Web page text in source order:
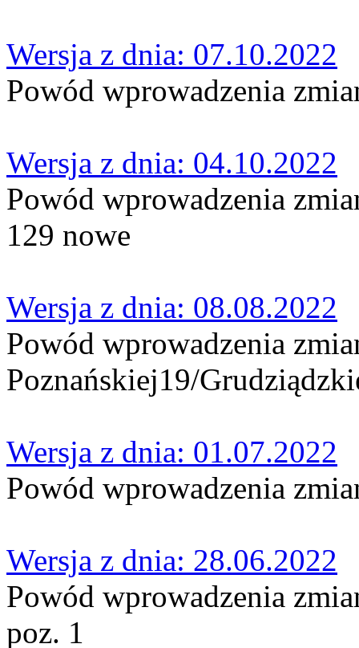
Wersja z dnia: 07.10.2022
Powód wprowadzenia
Wersja z dnia: 04.10.2022
Powód wprowadzenia
129 nowe
Wersja z dnia: 08.08.2022
Powód wprowadzenia
Poznańskiej19/
Wersja z dnia: 01.07.2022
Powód wprowadzenia
Wersja z dnia: 28.06.2022
Powód wprowadzenia
poz. 1